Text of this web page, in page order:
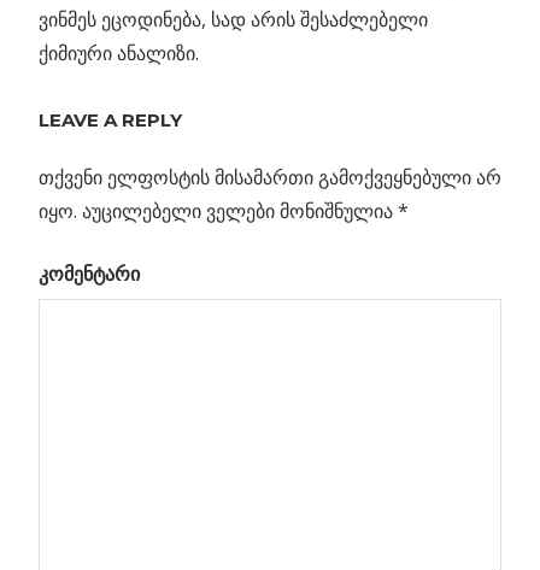
ვინმეს ეცოდინება, სად არის შესაძლებელი
ქიმიური ანალიზი.
LEAVE A REPLY
თქვენი ელფოსტის მისამართი გამოქვეყნებული არ
იყო. აუცილებელი ველები მონიშნულია*
კომენტარი